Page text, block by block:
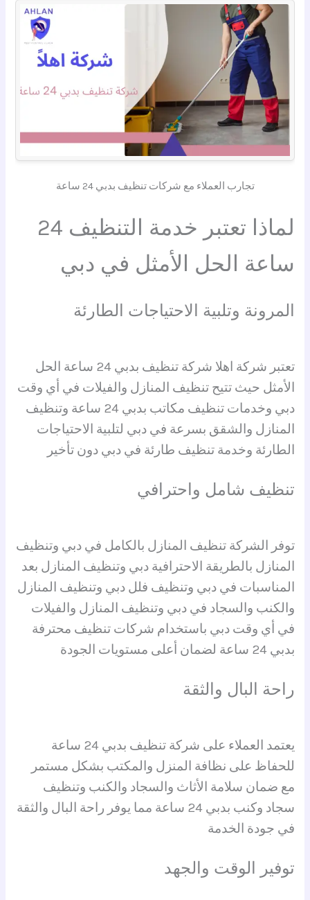
تجارب العملاء مع شركات تنظيف بدبي 24 ساعة
لماذا تعتبر خدمة التنظيف 24
ساعة الحل الأمثل في دبي
المرونة وتلبية الاحتياجات الطارئة
تعتبر شركة اهلا شركة تنظيف بدبي 24 ساعة الحل
الأمثل حيث تتيح تنظيف المنازل والفيلات في أي وقت
دبي وخدمات تنظيف مكاتب بدبي 24 ساعة وتنظيف
المنازل والشقق بسرعة في دبي لتلبية الاحتياجات
الطارئة وخدمة تنظيف طارئة في دبي دون تأخير
تنظيف شامل واحترافي
توفر الشركة تنظيف المنازل بالكامل في دبي وتنظيف
المنازل بالطريقة الاحترافية دبي وتنظيف المنازل بعد
المناسبات في دبي وتنظيف فلل دبي وتنظيف المنازل
والكنب والسجاد في دبي وتنظيف المنازل والفيلات
في أي وقت دبي باستخدام شركات تنظيف محترفة
بدبي 24 ساعة لضمان أعلى مستويات الجودة
راحة البال والثقة
يعتمد العملاء على شركة تنظيف بدبي 24 ساعة
للحفاظ على نظافة المنزل والمكتب بشكل مستمر
مع ضمان سلامة الأثاث والسجاد والكنب وتنظيف
سجاد وكنب بدبي 24 ساعة مما يوفر راحة البال والثقة
في جودة الخدمة
توفير الوقت والجهد